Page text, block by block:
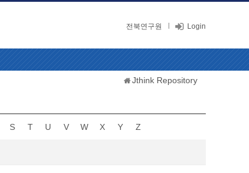
전북연구원 Login
Jthink Repository
S T U V W X Y Z